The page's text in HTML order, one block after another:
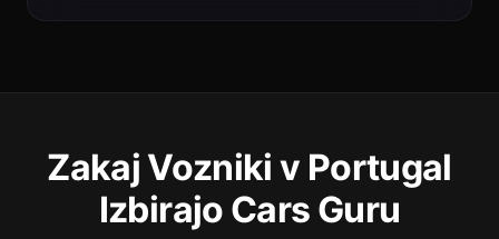
Zakaj Vozniki v Portugal
Izbirajo Cars Guru